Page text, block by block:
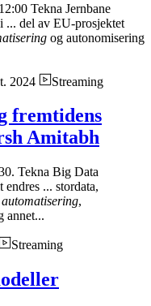
Tekna Jernbane
... del av EU-prosjektet
og autonomisering
2024 Streaming
fremtidens
Amitabh
Tekna Big Data
... stordata,
automatisering,
annet...
Streaming